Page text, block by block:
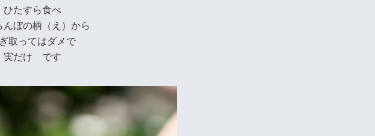
ひたすら食べ
んぼの柄（え）から
取ってはダメで
実だけ です